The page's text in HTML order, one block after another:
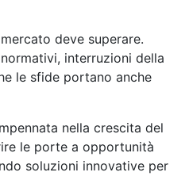
deve superare.
interruzioni della
le sfide portano anche
nella crescita del
le porte a opportunità
soluzioni innovative per